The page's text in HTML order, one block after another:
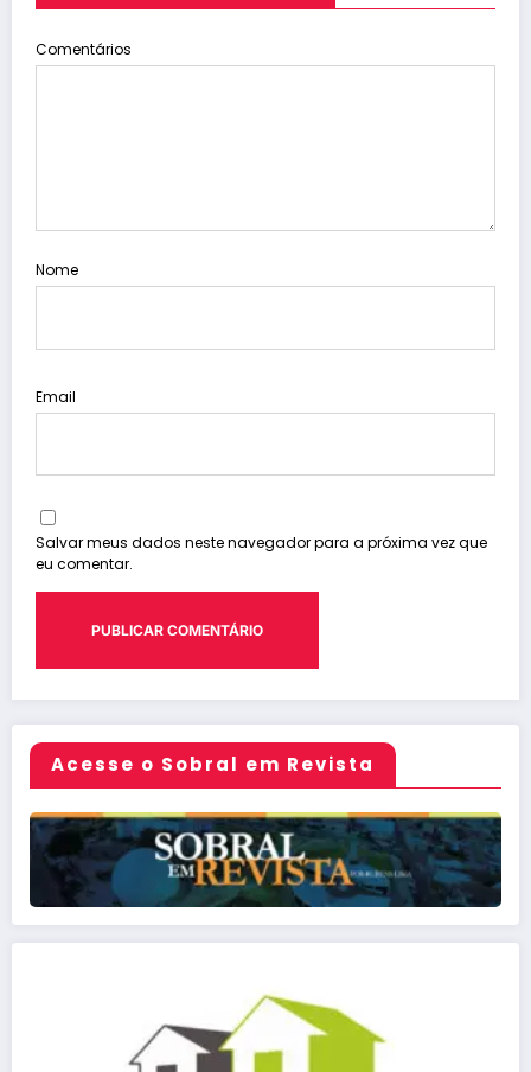
Comentários
Nome
Email
Salvar meus dados neste navegador para a próxima vez que
eu comentar.
Acesse o Sobral em Revista